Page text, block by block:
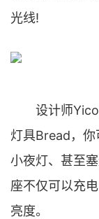
光线!
设计师
灯具Bread，你
小夜灯、甚至
座不仅可以充
亮度。